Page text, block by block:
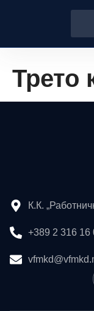
Трето
К.К.
+389 2 316 16